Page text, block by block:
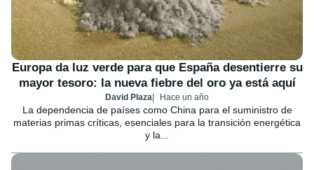
Europa da luz verde para que España desentierre su
mayor tesoro: la nueva fiebre del oro ya está aquí
David Plaza Hace un año
La dependencia de países como China para el suministro de
materias primas críticas, esenciales para la transición energética
y la...